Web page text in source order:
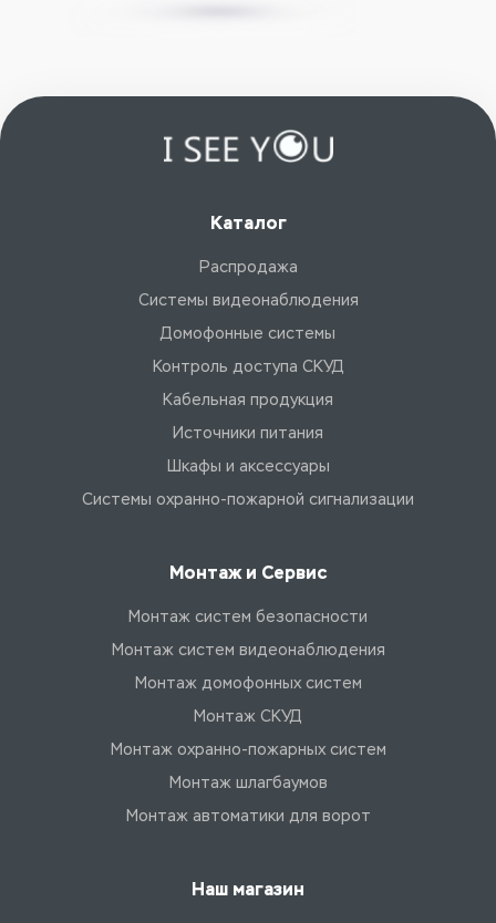
Каталог
Распродажа
Системы видеонаблюдения
Домофонные системы
Контроль доступа СКУД
Кабельная продукция
Источники питания
Шкафы и аксессуары
Системы охранно-пожарной сигнализации
Монтаж и Сервис
Монтаж систем безопасности
Монтаж систем видеонаблюдения
Монтаж домофонных систем
Монтаж СКУД
Монтаж охранно-пожарных систем
Монтаж шлагбаумов
Монтаж автоматики для ворот
Наш магазин